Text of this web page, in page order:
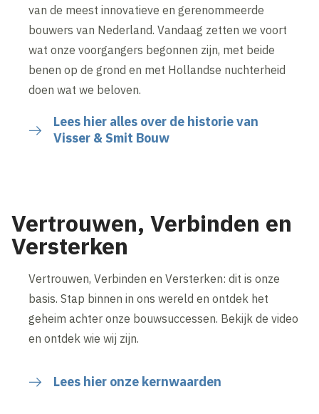
van de meest innovatieve en gerenommeerde
bouwers van Nederland. Vandaag zetten we voort
wat onze voorgangers begonnen zijn, met beide
benen op de grond en met Hollandse nuchterheid
doen wat we beloven.
Lees hier alles over de historie van
Visser & Smit Bouw
Vertrouwen, Verbinden en
Versterken
Vertrouwen, Verbinden en Versterken: dit is onze
basis. Stap binnen in ons wereld en ontdek het
geheim achter onze bouwsuccessen. Bekijk de video
en ontdek wie wij zijn.
Lees hier onze kernwaarden